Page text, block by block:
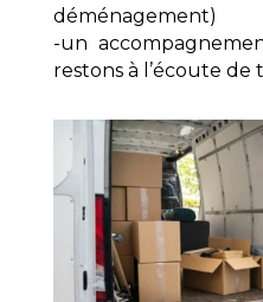
déménagement)
-un
restons à l’écoute de